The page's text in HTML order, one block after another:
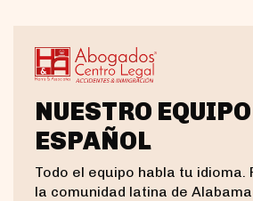
NUESTRO
ESPAÑOL
Todo el equipo habla tu
la comunidad latina de